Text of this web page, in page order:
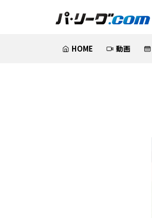
HOME 動画